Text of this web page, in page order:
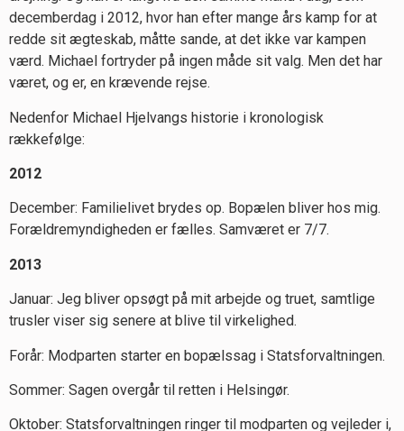
decemberdag i 2012, hvor han efter mange års kamp for at
redde sit ægteskab, måtte sande, at det ikke var kampen
værd. Michael fortryder på ingen måde sit valg. Men det har
været, og er, en krævende rejse.
Nedenfor Michael Hjelvangs historie i kronologisk
rækkefølge:
2012
December: Familielivet brydes op. Bopælen bliver hos mig.
Forældremyndigheden er fælles. Samværet er 7/7.
2013
Januar: Jeg bliver opsøgt på mit arbejde og truet, samtlige
trusler viser sig senere at blive til virkelighed.
Forår: Modparten starter en bopælssag i Statsforvaltningen.
Sommer: Sagen overgår til retten i Helsingør.
Oktober: Statsforvaltningen ringer til modparten og vejleder i,